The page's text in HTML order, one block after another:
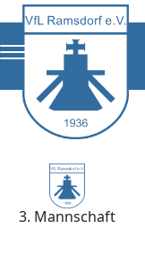
3. Mannschaft